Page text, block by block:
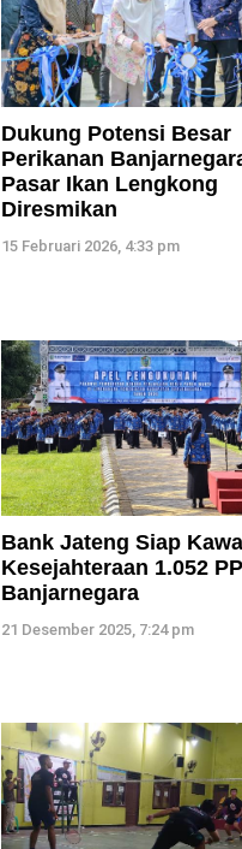
Dukung Potensi Besar
Perikanan
Pasar Ikan Lengkong
Diresmikan
15 Februari 2026, 4:33 pm
Bank Jateng Siap
Kesejahteraan 1.052
Banjarnegara
21 Desember 2025, 7:24 pm